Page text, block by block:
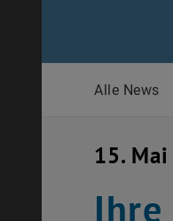
Alle News
15.